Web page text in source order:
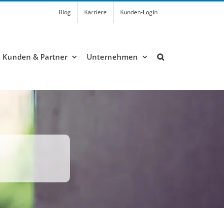
Blog Karriere Kunden-Login
Kunden & Partner Unternehmen